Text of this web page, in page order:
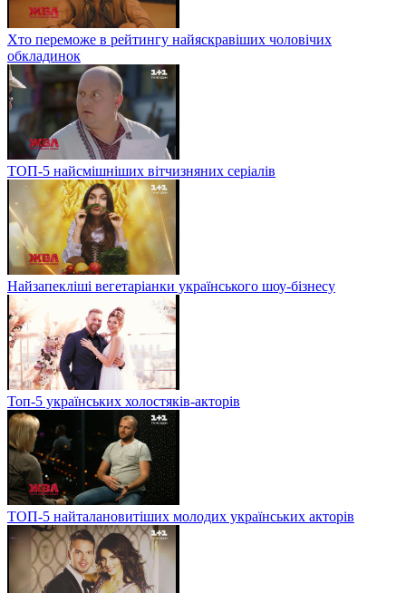
Хто переможе в рейтингу найяскравіших чоловічих
обкладинок
ТОП-5 найсмішніших вітчизняних серіалів
Найзапекліші вегетаріанки українського шоу-бізнесу
Топ-5 українських холостяків-акторів
ТОП-5 найталановитіших молодих українських акторів